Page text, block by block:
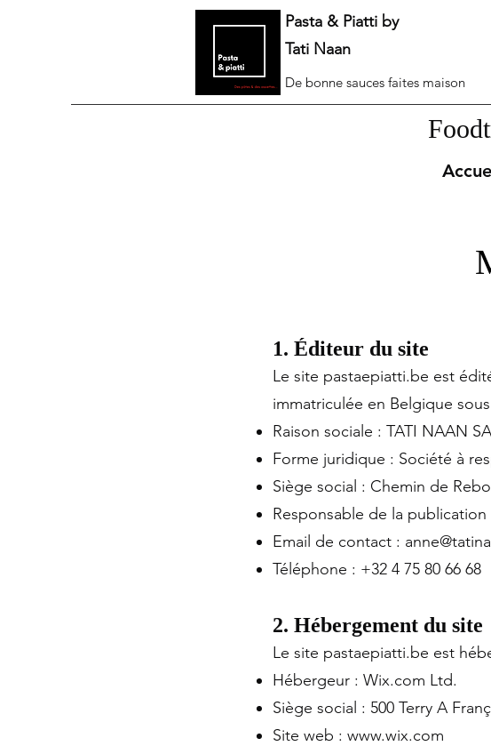
Pasta & Piatti by
Tati Naan
De bonne sauces faites maison
1. Éditeur du site
Le site pastaepiatti.be est
immatriculée en Belgique
Raison sociale : TATI NAAN
Forme juridique : Société à
Siège social : Chemin de
Responsable de la publication
Email de contact :
Téléphone : +32 4 75 80 66 68
2. Hébergement du site
Le site pastaepiatti.be est
Hébergeur : Wix.com Ltd.
Siège social : 500 Terry A
Site web : www.wix.com